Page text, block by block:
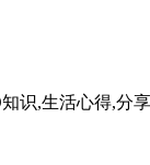
识,生活心得,分